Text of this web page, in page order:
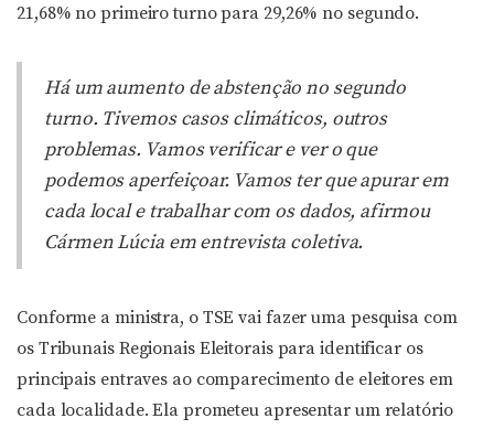
21,68% no primeiro turno para 29,26% no segundo.
Há um aumento de abstenção no segundo
turno. Tivemos casos climáticos, outros
problemas. Vamos verificar e ver o que
podemos aperfeiçoar. Vamos ter que apurar em
cada local e trabalhar com os dados, afirmou
Cármen Lúcia em entrevista coletiva.
Conforme a ministra, o TSE vai fazer uma pesquisa com
os Tribunais Regionais Eleitorais para identificar os
principais entraves ao comparecimento de eleitores em
cada localidade. Ela prometeu apresentar um relatório